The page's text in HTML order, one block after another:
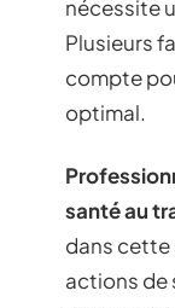
nécessite
Plusieurs
compte
optimal.
santé au
dans cette
actions de